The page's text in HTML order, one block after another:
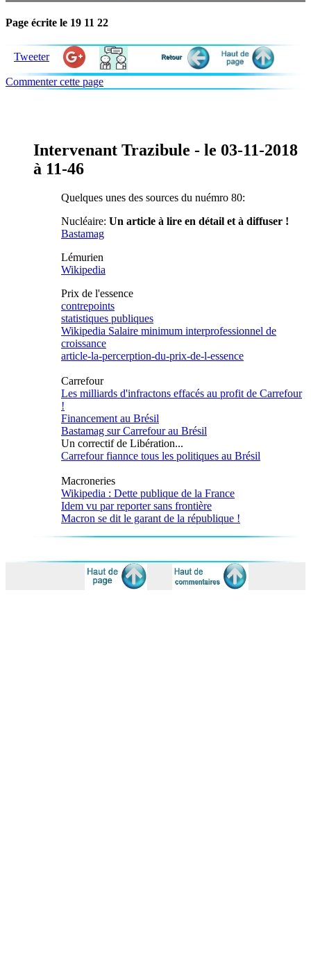
Page écrite le 19 11 22
Tweeter
Commenter cette page
Intervenant Trazibule - le 03-11-2018
à 11-46
Quelques unes des sources du nuémro 80:
Nucléaire: Un article à lire en détail et à diffuser !
Bastamag
Lémurien
Wikipedia
Prix de l'essence
contrepoints
statistiques publiques
Wikipedia Salaire minimum interprofessionnel de
croissance
article-la-percerption-du-prix-de-l-essence
Carrefour
Les milliards d'infractons effacés au profit de Carrefour
!
Financement au Brésil
Bastamag sur Carrefour au Brésil
Un correctif de Libération...
Carrefour fiannce tous les politiques au Brésil
Macroneries
Wikipedia : Dette publique de la France
Idem vu par reporter sans frontière
Macron se dit le garant de la république !